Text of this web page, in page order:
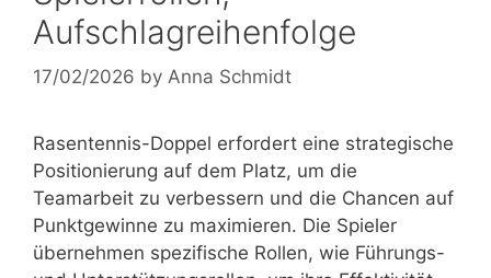
Aufschlagreihenfolge
17/02/2026 by Anna Schmidt
Rasentennis-Doppel erfordert eine strategische
Positionierung auf dem Platz, um die
Teamarbeit zu verbessern und die Chancen auf
Punktgewinne zu maximieren. Die Spieler
übernehmen spezifische Rollen, wie Führungs-